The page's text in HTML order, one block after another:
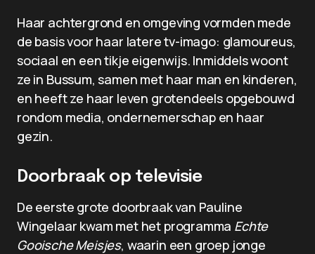
Haar achtergrond en omgeving vormden mede
de basis voor haar latere tv-imago: glamoureus,
sociaal en een tikje eigenwijs. Inmiddels woont
ze in Bussum, samen met haar man en kinderen,
en heeft ze haar leven grotendeels opgebouwd
rondom media, ondernemerschap en haar
gezin.
Doorbraak op televisie
De eerste grote doorbraak van Pauline
Wingelaar kwam met het programma Echte
Gooische Meisjes, waarin een groep jonge